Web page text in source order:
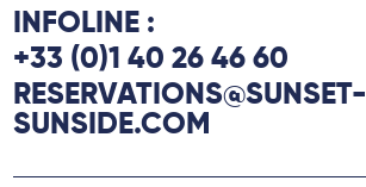
INFOLINE :
+33 (0)1 40 26 46 60
RESERVATIONS@SUNSET-
SUNSIDE.COM